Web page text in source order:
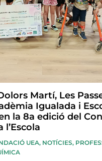
Martí, Les
Igualada i
la 8a edició del
l’Escola
UEA, NOTÍCIES,